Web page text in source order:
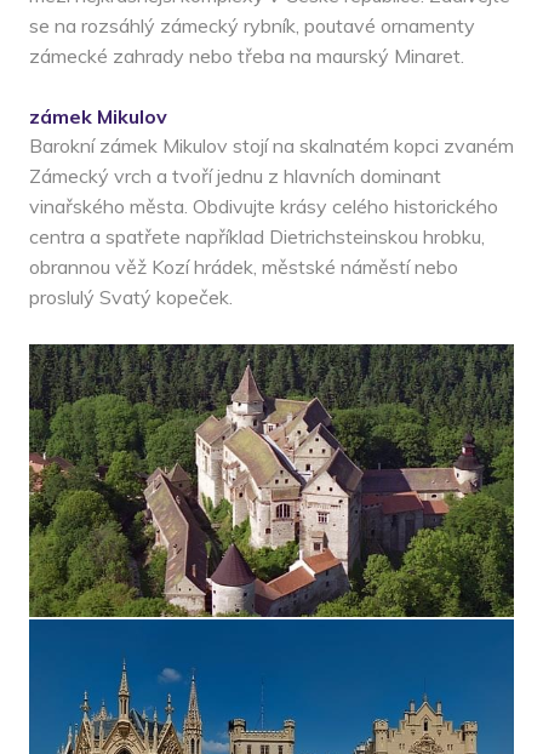
se na rozsáhlý zámecký rybník, poutavé ornamenty
zámecké zahrady nebo třeba na maurský Minaret.
zámek Mikulov
Barokní zámek Mikulov stojí na skalnatém kopci zvaném
Zámecký vrch a tvoří jednu z hlavních dominant
vinařského města. Obdivujte krásy celého historického
centra a spatřete například Dietrichsteinskou hrobku,
obrannou věž Kozí hrádek, městské náměstí nebo
proslulý Svatý kopeček.